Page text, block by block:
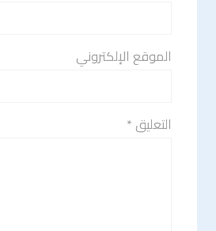
الموقع الإلكتروني
التعليق *